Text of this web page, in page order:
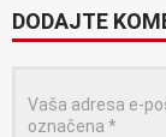
DODAJTE
Vaša adresa e-
označena *